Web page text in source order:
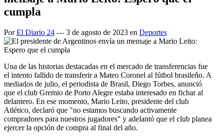
cumpla
PorEl Diario 24 — 3 de agosto de 2023 en Deportes
Una de las historias destacadas en el mercado de transferencias fue
el intento fallido de transferir a Mateo Coronel al fútbol brasileño. A
mediados de julio, el periodista de Brasil, Diego Torbes, anunció
que el club Gremio de Porto Alegre estaba interesado en fichar al
delantero. En ese momento, Mario Leito, presidente del club
Atlético, declaró que "no estamos buscando activamente
compradores para nuestros jugadores" y adelantó que el club planea
ejercer la opción de compra al final del año.